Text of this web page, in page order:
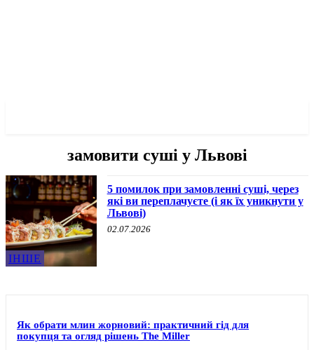
замовити суші у Львові
ІНШЕ
5 помилок при замовленні суші, через
які ви переплачуєте (і як їх уникнути у
Львові)
02.07.2026
Як обрати млин жорновий: практичний гід для
покупця та огляд рішень The Miller